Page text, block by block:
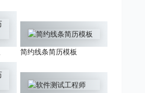
简约线条简历模板